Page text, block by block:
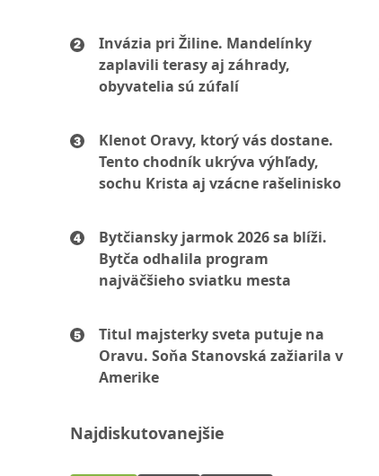
Invázia pri Žiline. Mandelínky
zaplavili terasy aj záhrady,
obyvatelia sú zúfalí
Klenot Oravy, ktorý vás dostane.
Tento chodník ukrýva výhľady,
sochu Krista aj vzácne rašelinisko
Bytčiansky jarmok 2026 sa blíži.
Bytča odhalila program
najväčšieho sviatku mesta
Titul majsterky sveta putuje na
Oravu. Soňa Stanovská zažiarila v
Amerike
Najdiskutovanejšie